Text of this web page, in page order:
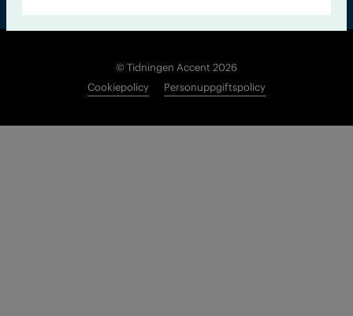
© Tidningen Accent 2026
Cookiepolicy
Personuppgiftspolicy